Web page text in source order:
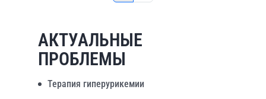
АКТУАЛЬНЫЕ
ПРОБЛЕМЫ
Терапия гиперурикемии